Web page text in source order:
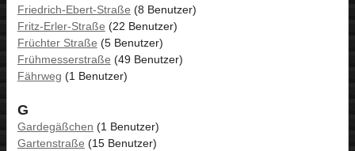
Friedrich-Ebert-Straße (8 Benutzer)
Fritz-Erler-Straße (22 Benutzer)
Früchter Straße (5 Benutzer)
Frühmesserstraße (49 Benutzer)
Fährweg (1 Benutzer)
G
Gardegäßchen (1 Benutzer)
Gartenstraße (15 Benutzer)